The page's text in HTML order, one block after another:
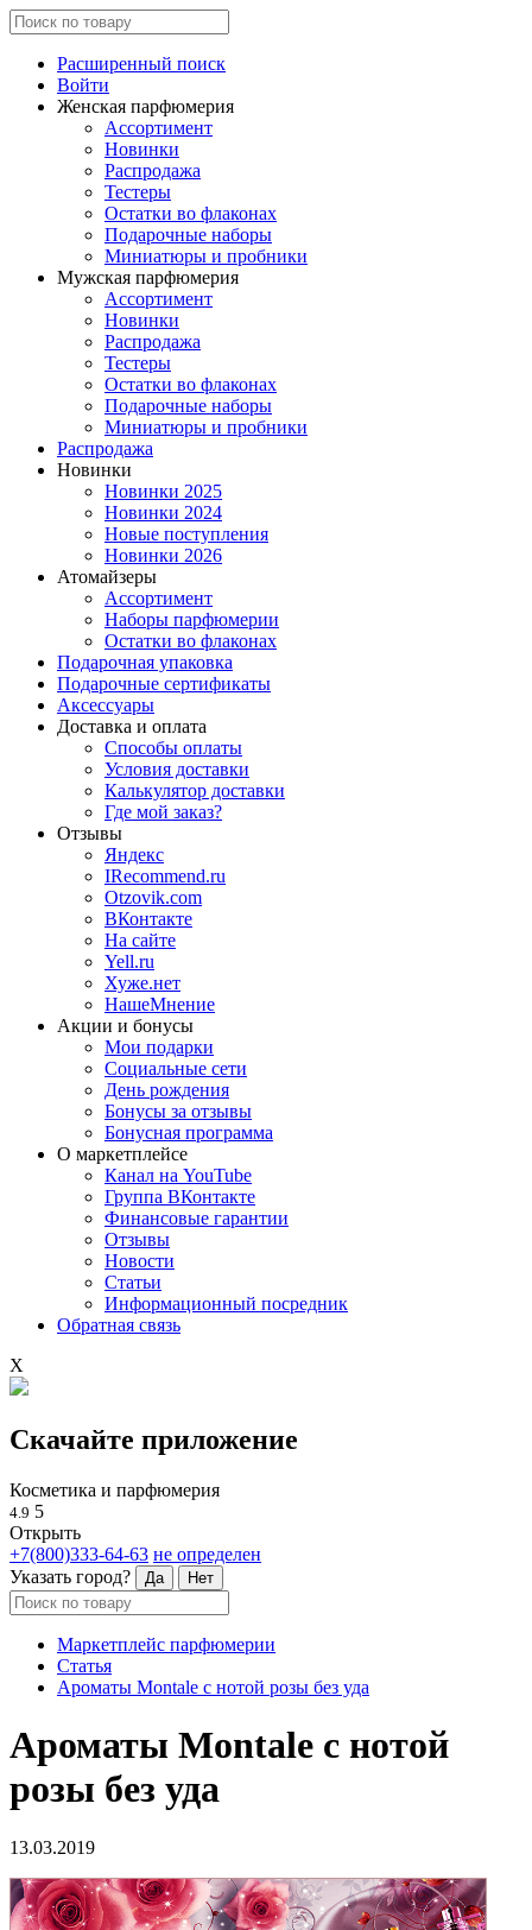
Расширенный поиск
Войти
Женская парфюмерия
Ассортимент
Новинки
Распродажа
Тестеры
Остатки во флаконах
Подарочные наборы
Миниатюры и пробники
Мужская парфюмерия
Ассортимент
Новинки
Распродажа
Тестеры
Остатки во флаконах
Подарочные наборы
Миниатюры и пробники
Распродажа
Новинки
Новинки 2025
Новинки 2024
Новые поступления
Новинки 2026
Атомайзеры
Ассортимент
Наборы парфюмерии
Остатки во флаконах
Подарочная упаковка
Подарочные сертификаты
Аксессуары
Доставка и оплата
Способы оплаты
Условия доставки
Калькулятор доставки
Где мой заказ?
Отзывы
Яндекс
IRecommend.ru
Otzovik.com
ВКонтакте
На сайте
Yell.ru
Хуже.нет
НашеМнение
Акции и бонусы
Мои подарки
Социальные сети
День рождения
Бонусы за отзывы
Бонусная программа
О маркетплейсе
Канал на YouTube
Группа ВКонтакте
Финансовые гарантии
Отзывы
Новости
Статьи
Информационный посредник
Обратная связь
X
Скачайте приложение
Косметика и парфюмерия
4.9 5
Открыть
+7(800)333-64-63 не определен
Указать город?
Да Нет
Маркетплейс парфюмерии
Статья
Ароматы Montale с нотой розы без уда
Ароматы Montale с нотой
розы без уда
13.03.2019